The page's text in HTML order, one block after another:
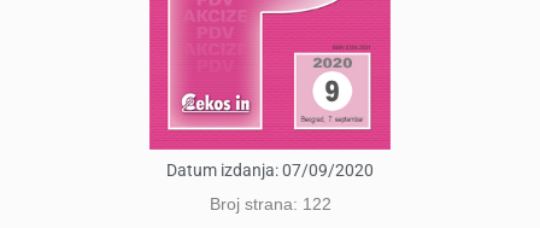
Datum izdanja:07/09/2020
Broj strana: 122